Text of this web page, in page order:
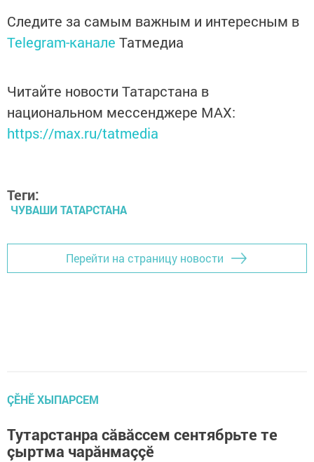
Следите за самым важным и интересным в
Telegram-канале Татмедиа
Читайте новости Татарстана в
национальном мессенджере MАХ:
https://max.ru/tatmedia
Теги:
ЧУВАШИ ТАТАРСТАНА
Перейти на страницу новости
ÇӖНӖ ХЫПАРСЕМ
Тутарстанра сăвăссем сентябрьте те
çыртма чарăнмаççĕ